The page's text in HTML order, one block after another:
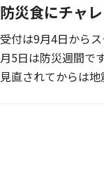
防災食にチャレ
受付は9月4日から
月5日は防災週間で
見直されてからは